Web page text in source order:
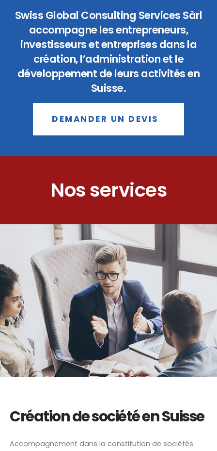
Swiss Global Consulting Services Sàrl
accompagne les entrepreneurs,
investisseurs et entreprises dans la
création, l’administration et le
développement de leurs activités en
Suisse.
DEMANDER UN DEVIS
Nos services
Création de société en Suisse
Accompagnement dans la constitution de sociétés